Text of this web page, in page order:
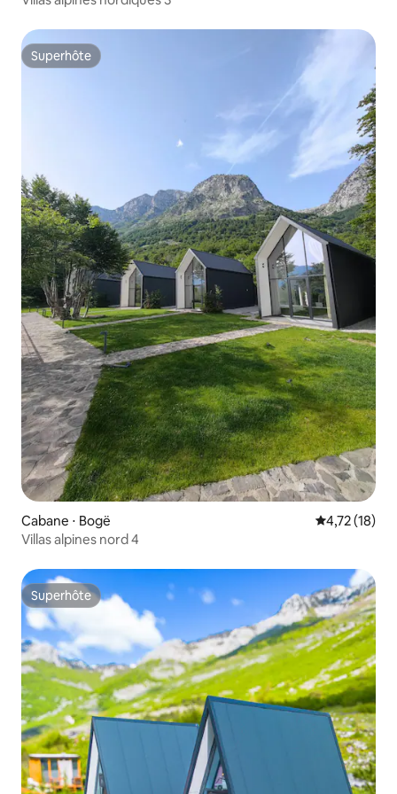
Superhôte
Superhôte
Cabane ⋅ Bogë Évaluation
4,72 (18)
Villas alpines nord 4
Superhôte
Superhôte